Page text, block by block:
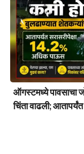
ऑगस्टमध्ये पावसाचा
चिंता वाढली;